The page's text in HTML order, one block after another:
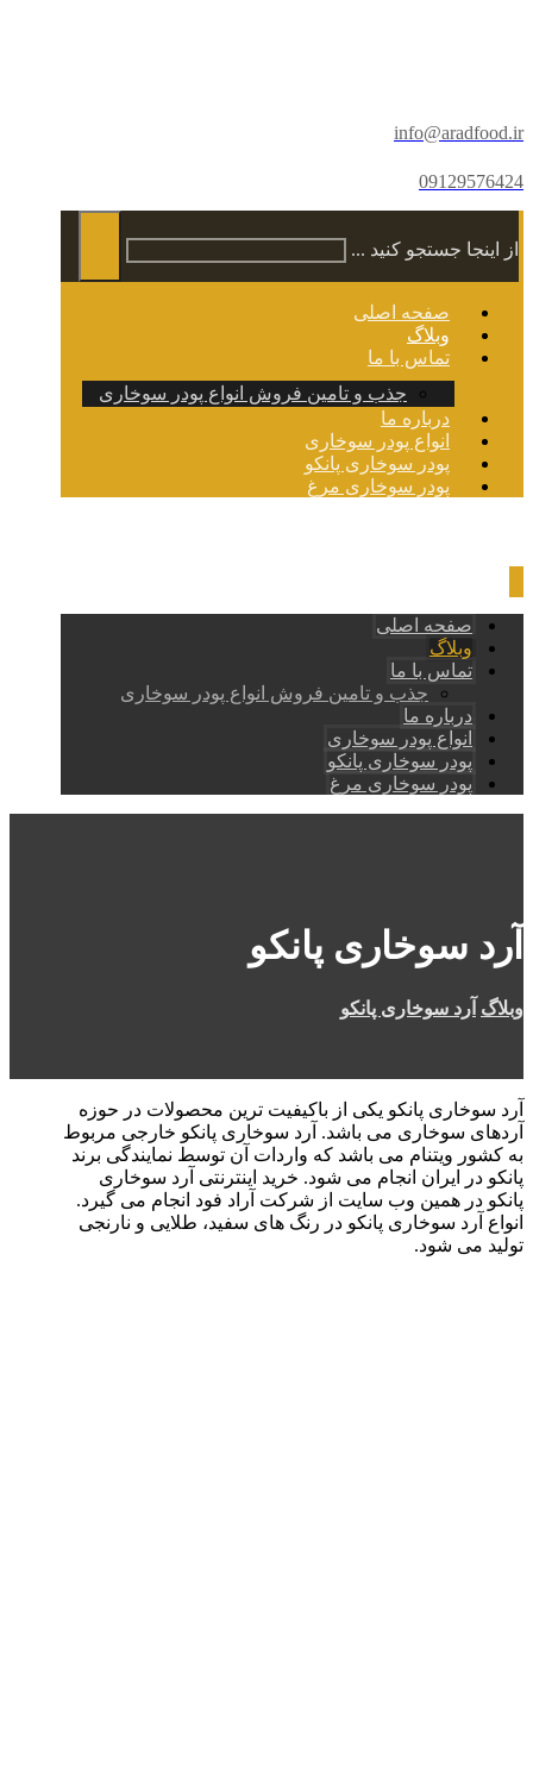
info@aradfood.ir
09129576424
از اینجا جستجو کنید ...
صفحه اصلی
وبلاگ
تماس با ما
جذب و تامین فروش انواع پودر سوخاری
درباره ما
انواع پودر سوخاری
پودر سوخاری پانکو
پودر سوخاری مرغ
صفحه اصلی
وبلاگ
تماس با ما
جذب و تامین فروش انواع پودر سوخاری
درباره ما
انواع پودر سوخاری
پودر سوخاری پانکو
پودر سوخاری مرغ
آرد سوخاری پانکو
وبلاگ آرد سوخاری پانکو
آرد سوخاری پانکو یکی از باکیفیت ترین محصولات در حوزه
آردهای سوخاری می باشد. آرد سوخاری پانکو خارجی مربوط
به کشور ویتنام می باشد که واردات آن توسط نمایندگی برند
پانکو در ایران انجام می شود. خرید اینترنتی آرد سوخاری
پانکو در همین وب سایت از شرکت آراد فود انجام می گیرد.
انواع آرد سوخاری پانکو در رنگ های سفید، طلایی و نارنجی
تولید می شود.